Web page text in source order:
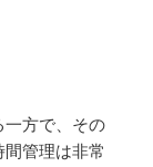
一方で、その
管理は非常